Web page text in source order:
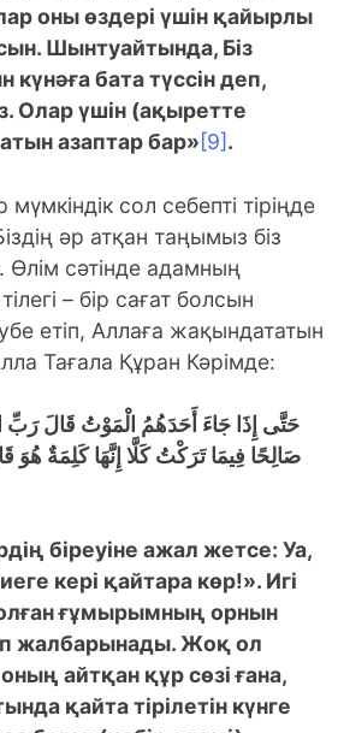
оны өздері үшін қайырлы
Шынтуайтында, Біз
күнәға бата түссін деп,
Олар үшін (ақыретте
азаптар бар»[9].
сол себепті тіріңде
әр атқан таңымыз біз
Өлім сәтінде адамның
– бір сағат болсын
етіп, Аллаға жақындататын
Тағала Құран Кәрімде:
حَتَّى إِذَا جَاءَ أَحَدَهُمُ الْمَوْتُ قَالَ رَبِّ
صَالِحًا فِيمَا تَرَكْتُ كَلَّا إِنَّهَا كَلِمَةٌ هُوَ
біреуіне ажал жетсе: Уа,
кері қайтара көр!». Игі
ғұмырымның орнын
жалбарынады. Жоқ ол
айтқан құр сөзі ғана,
қайта тірілетін күнге